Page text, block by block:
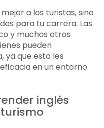
a los turistas, sino
para tu carrera. Las
y muchos otros
pueden
ya que esto les
en un entorno
inglés